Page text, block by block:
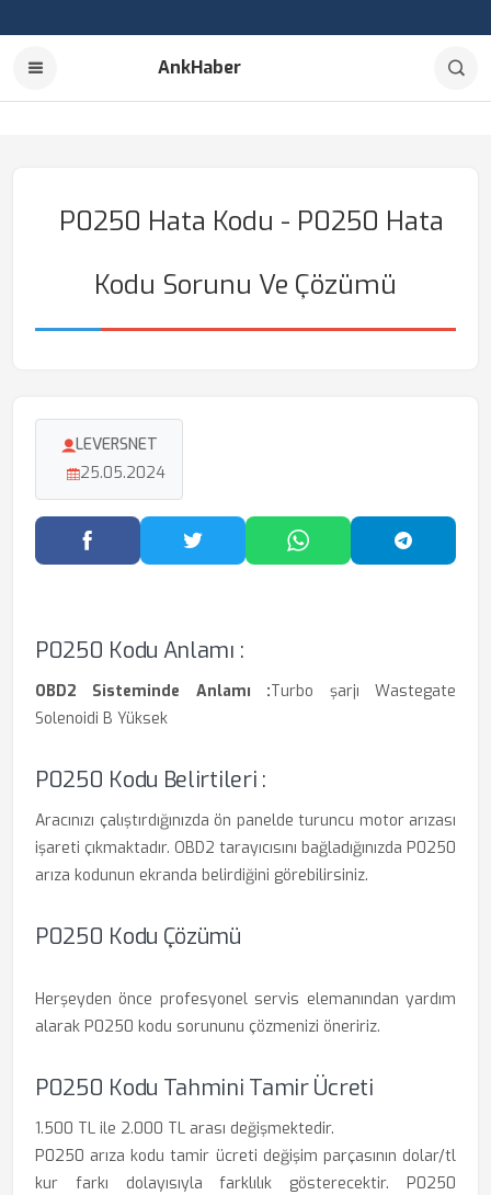
AnkHaber
P0250 Hata Kodu - P0250 Hata
Kodu Sorunu Ve Çözümü
LEVERSNET
25.05.2024
Facebook'ta PaylaşTwitter'da PaylaşWhatsApp'ta Paylaş
P0250 Kodu Anlamı :
OBD2 Sisteminde Anlamı :Turbo şarjı Wastegate
Solenoidi B Yüksek
P0250 Kodu Belirtileri :
Aracınızı çalıştırdığınızda ön panelde turuncu motor arızası
işareti çıkmaktadır. OBD2 tarayıcısını bağladığınızda P0250
arıza kodunun ekranda belirdiğini görebilirsiniz.
P0250 Kodu Çözümü
Herşeyden önce profesyonel servis elemanından yardım
alarak P0250 kodu sorununu çözmenizi öneririz.
P0250 Kodu Tahmini Tamir Ücreti
1.500 TL ile 2.000 TL arası değişmektedir.
P0250 arıza kodu tamir ücreti değişim parçasının dolar/tl
kur farkı dolayısıyla farklılık gösterecektir. P0250